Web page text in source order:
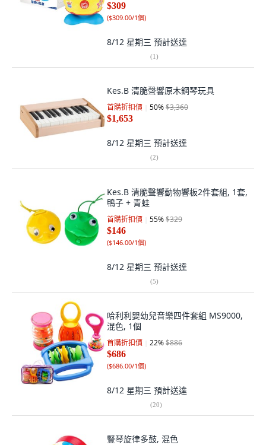
$309
($309.00/1個)
8/12 星期三 預計送達
(1)
Kes.B 清脆聲響原木鋼琴玩具
首購折扣價 50%$3,360
$1,653
8/12 星期三 預計送達
(2)
Kes.B 清脆聲響動物響板2件套組, 1套,
鴨子 + 青蛙
首購折扣價 55%$329
$146
($146.00/1個)
8/12 星期三 預計送達
(5)
哈利利嬰幼兒音樂四件套組 MS9000,
混色, 1個
首購折扣價 22%$886
$686
($686.00/1個)
8/12 星期三 預計送達
(20)
豎琴旋律多鼓, 混色